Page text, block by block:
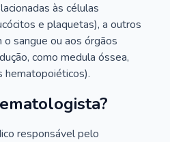
às células
e plaquetas), a outros
sangue ou aos órgãos
como medula óssea,
hematopoiéticos).
responsável pelo